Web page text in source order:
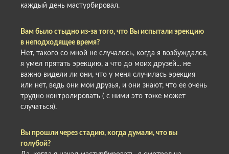
каждый день мастурбировал.
Вам было стыдно из-за того, что Вы испытали эрекцию
в неподходящее время?
Нет, такого со мной не случалось, когда я возбуждался,
я умел прятать эрекцию, а что до моих друзей... не
важно видели ли они, что у меня случилась эрекция
или нет, ведь они мои друзья, и они знают, что ее очень
трудно контролировать ( с ними это тоже может
случаться).
Вы прошли через стадию, когда думали, что вы
голубой?